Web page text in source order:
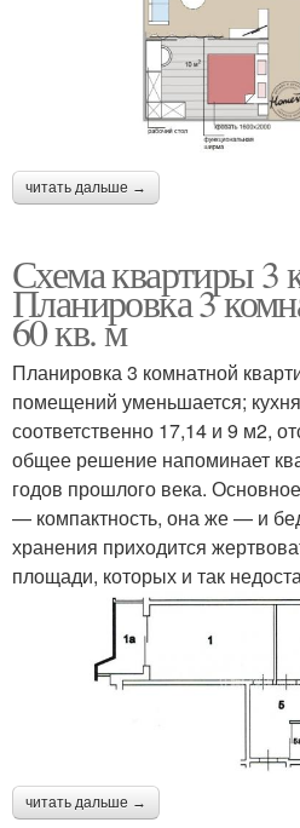
читать дальше →
Схема квартиры 3
Планировка 3
60 кв. м
Планировка 3 комнатной
помещений уменьшается;
соответственно 17,14 и 9 м2,
общее решение напоминает
годов прошлого века.
— компактность, она же — и
хранения приходится
площади, которых и так
читать дальше →